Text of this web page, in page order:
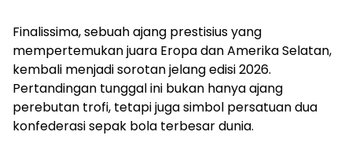
Finalissima, sebuah ajang prestisius yang
mempertemukan juara Eropa dan Amerika Selatan,
kembali menjadi sorotan jelang edisi 2026.
Pertandingan tunggal ini bukan hanya ajang
perebutan trofi, tetapi juga simbol persatuan dua
konfederasi sepak bola terbesar dunia.